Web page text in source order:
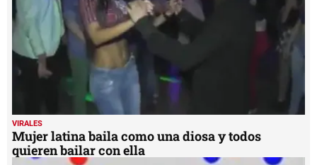
VIRALES
Mujer latina baila como una diosa y todos
quieren bailar con ella